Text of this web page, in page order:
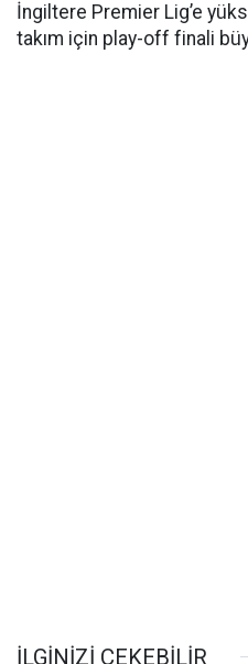
İngiltere Premier Lig’e
takım için play-off finali